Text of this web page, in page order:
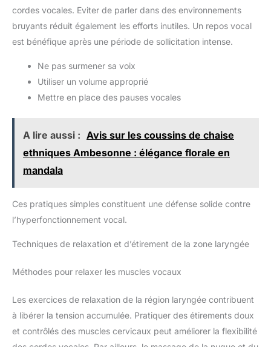
d'infusion conçus sans ficelle,
sans colle et sans agrafe pour
une utilisation simple et
respectueuse de
cordes vocales. Eviter de parler dans des environnements
bruyants réduit également les efforts inutiles. Un repos vocal
est bénéfique après une période de sollicitation intense.
Ne pas surmener sa voix
Utiliser un volume approprié
Mettre en place des pauses vocales
A lire aussi : Avis sur les coussins de chaise
ethniques Ambesonne : élégance florale en
mandala
Ces pratiques simples constituent une défense solide contre
l’hyperfonctionnement vocal.
Techniques de relaxation et d’étirement de la zone laryngée
Méthodes pour relaxer les muscles vocaux
Les exercices de relaxation de la région laryngée contribuent
à libérer la tension accumulée. Pratiquer des étirements doux
et contrôlés des muscles cervicaux peut améliorer la flexibilité